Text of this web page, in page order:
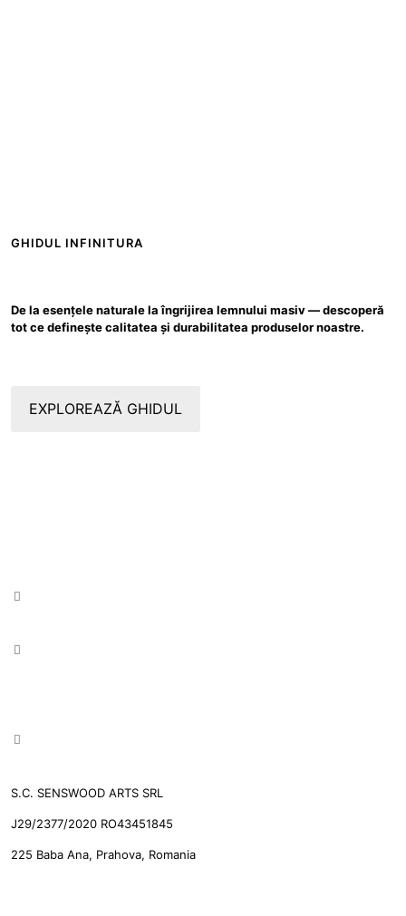
GHIDUL INFINITURA
De la esențele naturale la îngrijirea lemnului masiv — descoperă
tot ce definește calitatea și durabilitatea produselor noastre.
EXPLOREAZĂ GHIDUL
S.C. SENSWOOD ARTS SRL
J29/2377/2020 RO43451845
225 Baba Ana, Prahova, Romania